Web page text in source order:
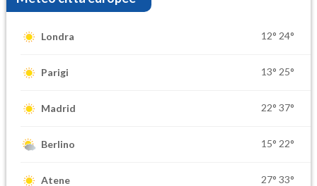
Londra 12° 24°
Parigi 13° 25°
Madrid 22° 37°
Berlino 15° 22°
Atene 27° 33°